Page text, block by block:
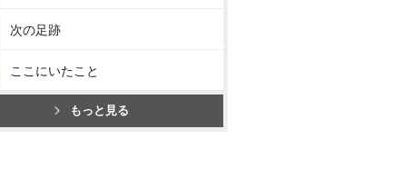
次の足跡
ここにいたこと
もっと見る